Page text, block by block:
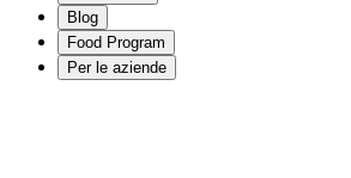
Blog
Food Program
Per le aziende